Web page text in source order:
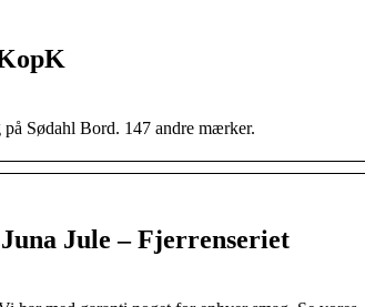
Sødahl Bord. 147 andre mærker.
Jule – Fjerrenseriet